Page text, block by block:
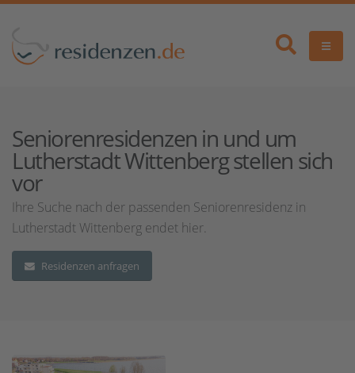
Seniorenresidenzen in und um
Lutherstadt Wittenberg stellen sich
vor
Ihre Suche nach der passenden Seniorenresidenz in
Lutherstadt Wittenberg endet hier.
Residenzen anfragen